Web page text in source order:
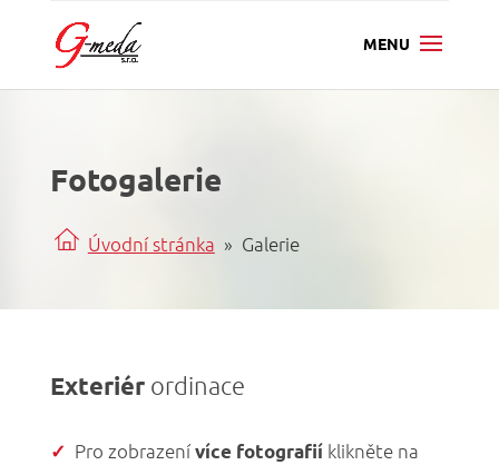
Fotogalerie
Úvodní stránka » Galerie
Exteriérordinace
✓ Pro zobrazenívíce fotografiíklikněte na